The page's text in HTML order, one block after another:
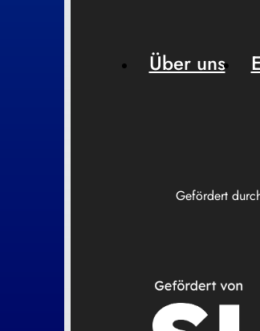
Gefördert
Über uns